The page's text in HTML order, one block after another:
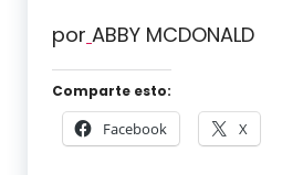
por ABBY MCDONALD
Comparte esto:
Facebook X